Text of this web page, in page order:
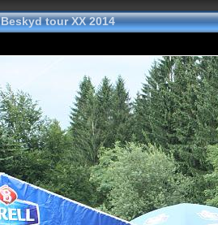
Beskyd tour XX 2014